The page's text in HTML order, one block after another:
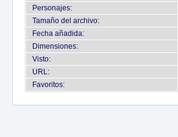
Personajes:
Tamaño del archivo:
Fecha añadida:
Dimensiones:
Visto:
URL:
Favoritos: